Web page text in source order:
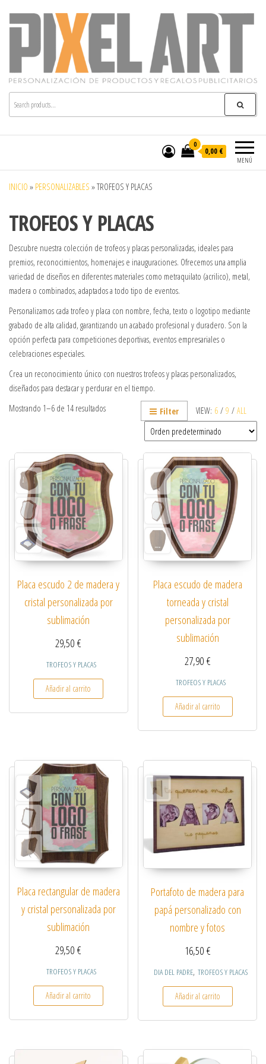
Pixelart
Especialistas en textil publicitario y regalos
personalizados en móstoles
MENÚ
0
0,00 €
INICIO » PERSONALIZABLES »TROFEOS Y PLACAS
TROFEOS Y PLACAS
Descubre nuestra colección de trofeos y placas personalizadas, ideales para
premios, reconocimientos, homenajes e inauguraciones. Ofrecemos una amplia
variedad de diseños en diferentes materiales como metraquilato (acrilico), metal,
madera o combinados, adaptados a todo tipo de eventos.
Personalizamos cada trofeo y placa con nombre, fecha, texto o logotipo mediante
grabado de alta calidad, garantizando un acabado profesional y duradero. Son la
opción perfecta para competiciones deportivas, eventos empresariales o
celebraciones especiales.
Crea un reconocimiento único con nuestros trofeos y placas personalizados,
diseñados para destacar y perdurar en el tiempo.
VIEW: 6 / 9 / ALL
Filter
Mostrando 1–6 de 14 resultados
Placa escudo 2 de madera y
cristal personalizada por
sublimación
29,50€
TROFEOS Y PLACAS
Añadir al carrito
Placa escudo de madera
torneada y cristal
personalizada por
sublimación
27,90€
TROFEOS Y PLACAS
Añadir al carrito
Placa rectangular de madera
y cristal personalizada por
sublimación
29,50€
TROFEOS Y PLACAS
Añadir al carrito
Portafoto de madera para
papá personalizado con
nombre y fotos
16,50€
DIA DEL PADRE, TROFEOS Y PLACAS
Añadir al carrito